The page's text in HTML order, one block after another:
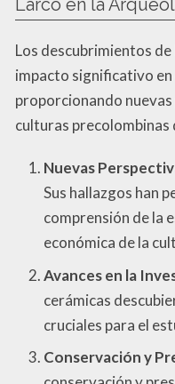
Larco en la
Los descubrimientos
impacto significativo
proporcionando
culturas precolombinas
Nuevas
Sus hallazgos han
comprensión de la
económica de la
Avances en la
cerámicas
cruciales para el
Conservación y